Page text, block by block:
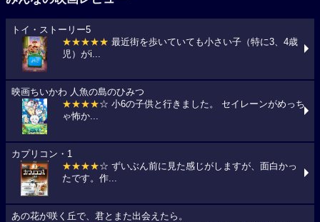
トイ・ストーリー5
★★★★★ 最近街を歩いていても小さい子（特に3、4歳
児）がi...
映画ちいかわ 人魚の島のひみつ
★★★★☆ 小6の子供と行きました。 セイレーンがめっち
ゃ怖か...
カプリコン・1
★★★★☆ ずいぶん前に見た感じがしますが、面白かっ
たです。作...
あの花が咲く丘で、君とまた出会えたら。